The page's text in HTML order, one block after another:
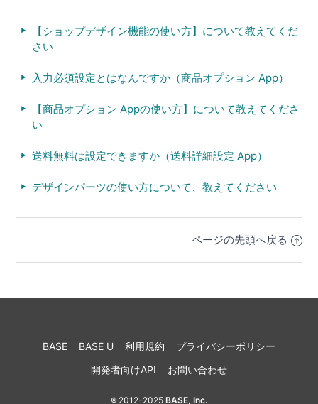
【ショップデザイン機能の使い方】について教えてくだ
さい
入力必須設定とはなんですか（商品オプション App）
【商品オプション Appの使い方】について教えてくださ
い
送料無料は設定できますか（送料詳細設定 App）
デザインパーツの使い方について、教えてください
ページの先頭へ戻る
BASE BASE U 利用規約
プライバシーポリシー
開発者向けAPI
お問い合わせ
© 2012-2025BASE, Inc.